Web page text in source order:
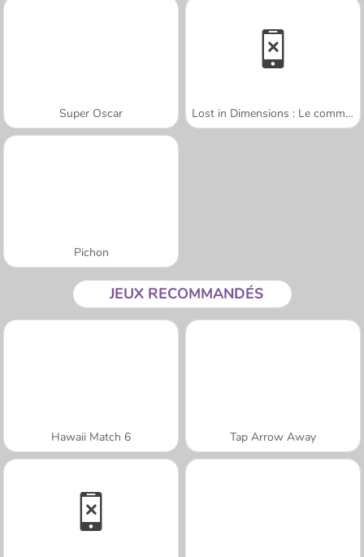
Super Oscar Lost in Dimensions : Le commencement
Pichon
JEUX RECOMMANDÉS
Hawaii Match 6 Tap Arrow Away